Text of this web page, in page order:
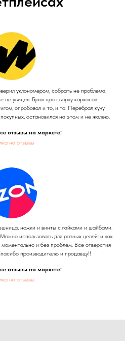
уклономером, собрать не проблема.
увидел. Брал про сварку каркасов
опробовал и то, и то. Перебрал кучу
остановился на этом и не жалею.
отзывы на маркете:
на отзывы
ножки и винты с гайками и шайбами.
использовать для разных целей: и как
и без проблем. Все отверстия
производителю и продавцу!!
отзывы на маркете:
на отзывы